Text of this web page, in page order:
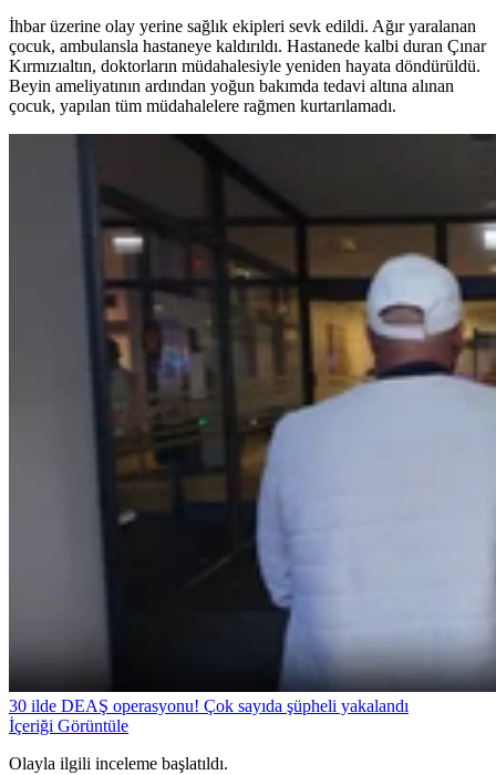
İhbar üzerine olay yerine sağlık ekipleri sevk edildi. Ağır yaralanan
çocuk, ambulansla hastaneye kaldırıldı. Hastanede kalbi duran Çınar
Kırmızıaltın, doktorların müdahalesiyle yeniden hayata döndürüldü.
Beyin ameliyatının ardından yoğun bakımda tedavi altına alınan
çocuk, yapılan tüm müdahalelere rağmen kurtarılamadı.
30 ilde DEAŞ operasyonu! Çok sayıda şüpheli yakalandı
İçeriği Görüntüle
Olayla ilgili inceleme başlatıldı.